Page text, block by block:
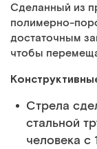
Сделанный из
полимерно-
достаточным
чтобы
Стрела
стальной
человека